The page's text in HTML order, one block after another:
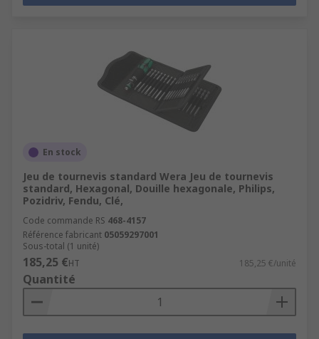
En stock
Jeu de tournevis standard Wera Jeu de tournevis
standard, Hexagonal, Douille hexagonale, Philips,
Pozidriv, Fendu, Clé,
Code commande RS 468-4157
Référence fabricant 05059297001
Sous-total (1 unité)
185,25 €HT 185,25 €/unité
Quantité